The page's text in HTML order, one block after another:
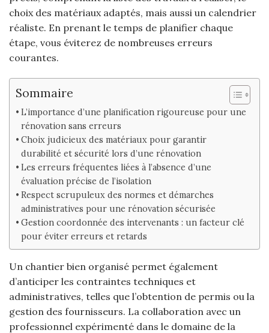
choix des matériaux adaptés, mais aussi un calendrier
réaliste. En prenant le temps de planifier chaque
étape, vous éviterez de nombreuses erreurs
courantes.
Sommaire
L’importance d’une planification rigoureuse pour une
rénovation sans erreurs
Choix judicieux des matériaux pour garantir
durabilité et sécurité lors d’une rénovation
Les erreurs fréquentes liées à l’absence d’une
évaluation précise de l’isolation
Respect scrupuleux des normes et démarches
administratives pour une rénovation sécurisée
Gestion coordonnée des intervenants : un facteur clé
pour éviter erreurs et retards
Un chantier bien organisé permet également
d’anticiper les contraintes techniques et
administratives, telles que l’obtention de permis ou la
gestion des fournisseurs. La collaboration avec un
professionnel expérimenté dans le domaine de la